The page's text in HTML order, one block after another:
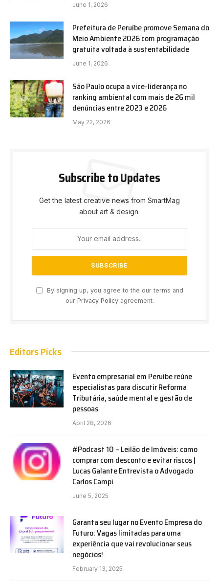
June 1, 2026
Prefeitura de Peruíbe promove Semana do
Meio Ambiente 2026 com programação
gratuita voltada à sustentabilidade
June 1, 2026
São Paulo ocupa a vice-liderança no
ranking ambiental com mais de 26 mil
denúncias entre 2023 e 2026
May 22, 2026
Subscribe to Updates
Get the latest creative news from SmartMag
about art & design.
By signing up, you agree to the our terms and
our Privacy Policyagreement.
Editors Picks
Evento empresarial em Peruíbe reúne
especialistas para discutir Reforma
Tributária, saúde mental e gestão de
pessoas
April 28, 2026
#Podcast 10 – Leilão de Imóveis: como
comprar com desconto e evitar riscos |
Lucas Galante Entrevista o Advogado
Carlos Campi
June 5, 2025
Garanta seu lugar no Evento Empresa do
Futuro: Vagas limitadas para uma
experiência que vai revolucionar seus
negócios!
February 13, 2025